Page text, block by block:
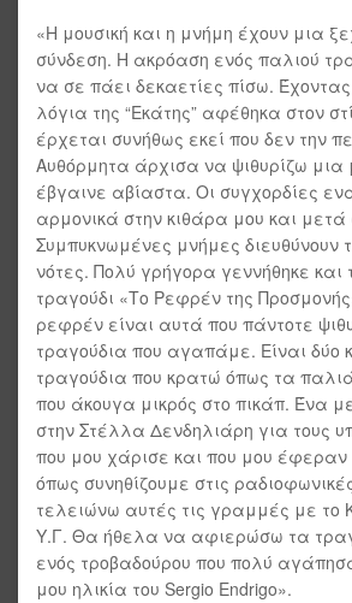
«Η μουσική και η μνήμη έχουν μια
σύνδεση. Η ακρόαση ενός παλιού
να σε πάει δεκαετίες πίσω.
λόγια της “Εκάτης” αφέθηκα στον
έρχεται συνήθως εκεί που δεν την
Αυθόρμητα άρχισα να ψιθυρίζω
έβγαινε αβίαστα. Οι συγχορδίες
αρμονικά στην κιθάρα μου και μετά
Συμπυκνωμένες μνήμες διευθύνουν
νότες. Πολύ γρήγορα γεννήθηκε και
τραγούδι «Το Ρεφρέν της
ρεφρέν είναι αυτά που πάντοτε
τραγούδια που αγαπάμε. Είναι δύο
τραγούδια που κρατώ όπως τα
που άκουγα μικρός στο πικάπ. Ένα
στην Στέλλα Δενδηλιάρη για τους
που μου χάρισε και που μου έφεραν
όπως συνηθίζουμε στις
τελειώνω αυτές τις γραμμές με το
Υ.Γ. Θα ήθελα να αφιερώσω τα
ενός τροβαδούρου που πολύ
μου ηλικία του Sergio Endrigo».